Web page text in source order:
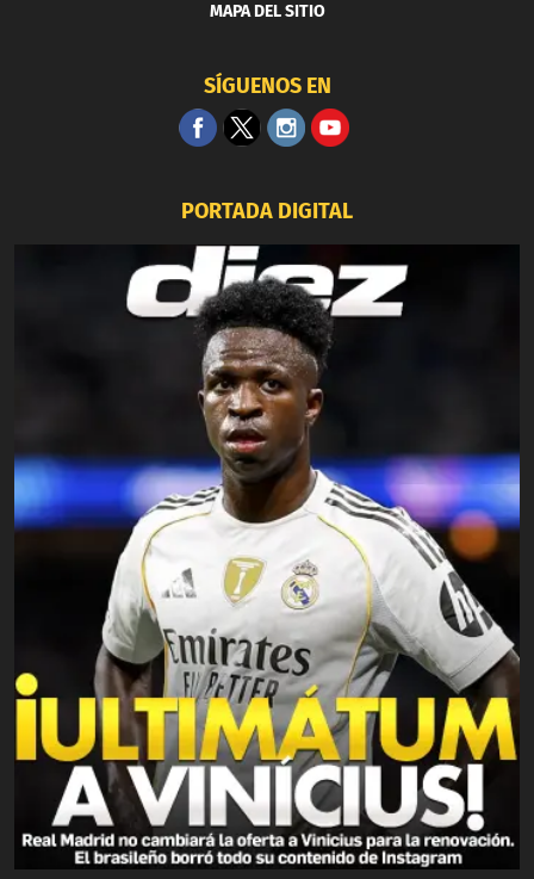
MAPA DEL SITIO
SÍGUENOS EN
PORTADA DIGITAL